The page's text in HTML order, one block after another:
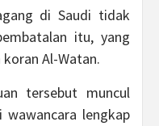
di Saudi tidak
itu, yang
Al-Watan.
tersebut muncul
wawancara lengkap